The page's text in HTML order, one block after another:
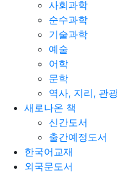
사회과학
순수과학
기술과학
예술
어학
문학
역사, 지리, 관
새로나온 책
신간도서
출간예정도서
한국어교재
외국문도서